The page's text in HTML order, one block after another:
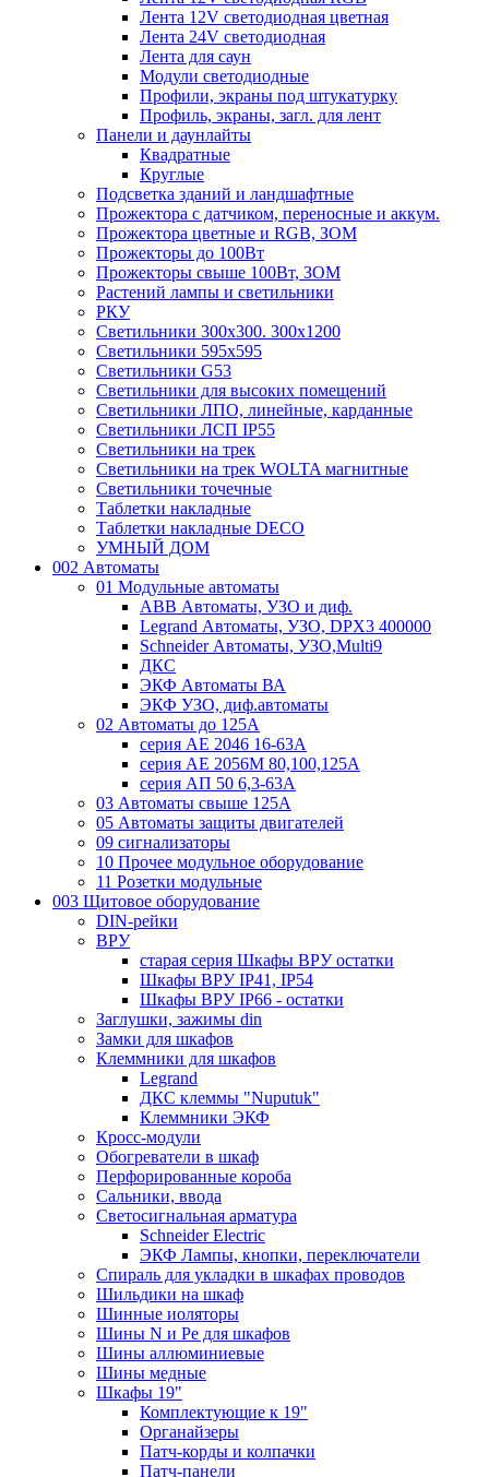
Лента 12V светодиодная цветная
Лента 24V светодиодная
Лента для саун
Модули светодиодные
Профили, экраны под штукатурку
Профиль, экраны, загл. для лент
Панели и даунлайты
Квадратные
Круглые
Подсветка зданий и ландшафтные
Прожектора с датчиком, переносные и аккум.
Прожектора цветные и RGB, ЗОМ
Прожекторы до 100Вт
Прожекторы свыше 100Вт, ЗОМ
Растений лампы и светильники
РКУ
Светильники 300х300. 300х1200
Светильники 595х595
Светильники G53
Светильники для высоких помещений
Светильники ЛПО, линейные, карданные
Светильники ЛСП IP55
Светильники на трек
Светильники на трек WOLTA магнитные
Светильники точечные
Таблетки накладные
Таблетки накладные DECO
УМНЫЙ ДОМ
002 Автоматы
01 Модульные автоматы
ABB Автоматы, УЗО и диф.
Legrand Автоматы, УЗО, DPX3 400000
Schneider Автоматы, УЗО,Multi9
ДКС
ЭКФ Автоматы ВА
ЭКФ УЗО, диф.автоматы
02 Автоматы до 125А
серия АЕ 2046 16-63А
серия АЕ 2056М 80,100,125А
серия АП 50 6,3-63А
03 Автоматы свыше 125А
05 Автоматы защиты двигателей
09 сигнализаторы
10 Прочее модульное оборудование
11 Розетки модульные
003 Щитовое оборудование
DIN-рейки
ВРУ
старая серия Шкафы ВРУ остатки
Шкафы ВРУ IP41, IP54
Шкафы ВРУ IP66 - остатки
Заглушки, зажимы din
Замки для шкафов
Клеммники для шкафов
Legrand
ДКС клеммы "Nuputuk"
Клеммники ЭКФ
Кросс-модули
Обогреватели в шкаф
Перфорированные короба
Сальники, ввода
Светосигнальная арматура
Schneider Electric
ЭКФ Лампы, кнопки, переключатели
Спираль для укладки в шкафах проводов
Шильдики на шкаф
Шинные иоляторы
Шины N и Pe для шкафов
Шины аллюминиевые
Шины медные
Шкафы 19"
Комплектующие к 19"
Органайзеры
Патч-корды и колпачки
Патч-панели